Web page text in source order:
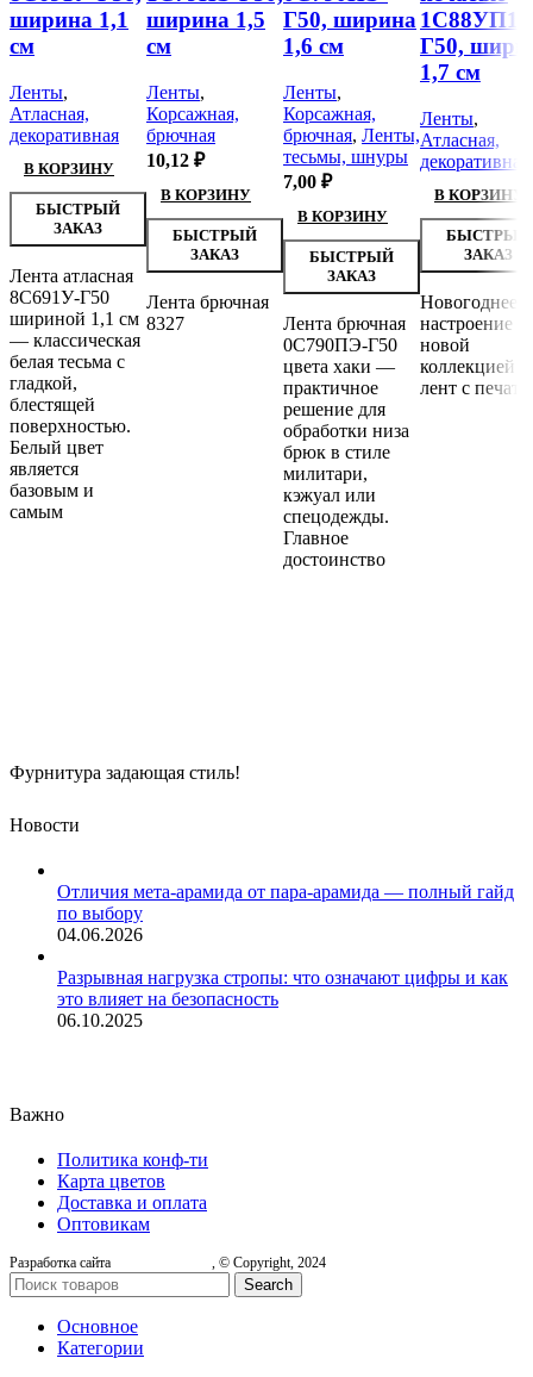
ширина 1,1
см
Ленты,
Атласная,
декоративная
В КОРЗИНУ
БЫСТРЫЙ
ЗАКАЗ
Лента атласная
8С691У-Г50
шириной 1,1 см
— классическая
белая тесьма с
гладкой,
блестящей
поверхностью.
Белый цвет
является
базовым и
самым
ширина 1,5
см
Ленты,
Корсажная,
брючная
10,12 ₽
В КОРЗИНУ
БЫСТРЫЙ
ЗАКАЗ
Лента брючная
8327
Г50, ширина
1,6 см
Ленты,
Корсажная,
брючная, Ленты,
тесьмы, шнуры
7,00 ₽
В КОРЗИНУ
БЫСТРЫЙ
ЗАКАЗ
Лента брючная
0С790ПЭ-Г50
цвета хаки —
практичное
решение для
обработки низа
брюк в стиле
милитари,
кэжуал или
спецодежды.
Главное
достоинство
1С88УП1-
Г50,
1,7 см
Ленты,
Атласная,
декоративная
В КОРЗИНУ
БЫСТРЫЙ
ЗАКАЗ
Новогоднее
настроение с
новой
коллекцией
лент с
Фурнитура задающая стиль!
Новости
Отличия мета-арамида от пара-арамида — полный гайд
по выбору
04.06.2026
Разрывная нагрузка стропы: что означают цифры и как
это влияет на безопасность
06.10.2025
Важно
Политика конф-ти
Карта цветов
Доставка и оплата
Оптовикам
Разработка сайта , © Copyright, 2024
Search
Основное
Категории